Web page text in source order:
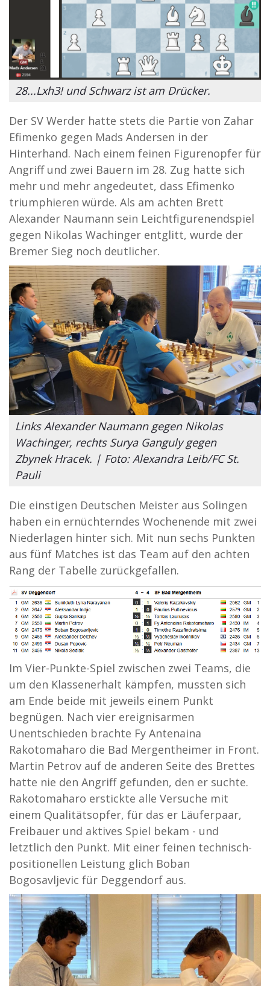
28...Lxh3! und Schwarz ist am Drücker.
Der SV Werder hatte stets die Partie von Zahar
Efimenko gegen Mads Andersen in der
Hinterhand. Nach einem feinen Figurenopfer für
Angriff und zwei Bauern im 28. Zug hatte sich
mehr und mehr angedeutet, dass Efimenko
triumphieren würde. Als am achten Brett
Alexander Naumann sein Leichtfigurenendspiel
gegen Nikolas Wachinger entglitt, wurde der
Bremer Sieg noch deutlicher.
Links Alexander Naumann gegen Nikolas
Wachinger, rechts Surya Ganguly gegen
Zbynek Hracek. | Foto: Alexandra Leib/FC St.
Pauli
Die einstigen Deutschen Meister aus Solingen
haben ein ernüchterndes Wochenende mit zwei
Niederlagen hinter sich. Mit nun sechs Punkten
aus fünf Matches ist das Team auf den achten
Rang der Tabelle zurückgefallen.
Im Vier-Punkte-Spiel zwischen zwei Teams, die
um den Klassenerhalt kämpfen, mussten sich
am Ende beide mit jeweils einem Punkt
begnügen. Nach vier ereignisarmen
Unentschieden brachte Fy Antenaina
Rakotomaharo die Bad Mergentheimer in Front.
Martin Petrov auf de anderen Seite des Brettes
hatte nie den Angriff gefunden, den er suchte.
Rakotomaharo erstickte alle Versuche mit
einem Qualitätsopfer, für das er Läuferpaar,
Freibauer und aktives Spiel bekam - und
letztlich den Punkt. Mit einer feinen technisch-
positionellen Leistung glich Boban
Bogosavljevic für Deggendorf aus.